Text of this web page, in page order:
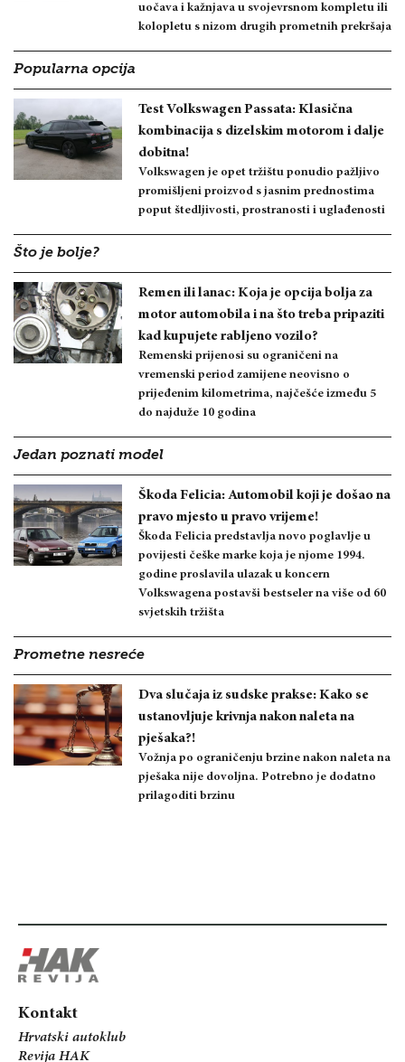
uočava i kažnjava u svojevrsnom kompletu ili
kolopletu s nizom drugih prometnih prekršaja
Popularna opcija
Test Volkswagen Passata: Klasična
kombinacija s dizelskim motorom i dalje
dobitna!
Volkswagen je opet tržištu ponudio pažljivo
promišljeni proizvod s jasnim prednostima
poput štedljivosti, prostranosti i uglađenosti
Što je bolje?
Remen ili lanac: Koja je opcija bolja za
motor automobila i na što treba pripaziti
kad kupujete rabljeno vozilo?
Remenski prijenosi su ograničeni na
vremenski period zamijene neovisno o
prijeđenim kilometrima, najčešće između 5
do najduže 10 godina
Jedan poznati model
Škoda Felicia: Automobil koji je došao na
pravo mjesto u pravo vrijeme!
Škoda Felicia predstavlja novo poglavlje u
povijesti češke marke koja je njome 1994.
godine proslavila ulazak u koncern
Volkswagena postavši bestseler na više od 60
svjetskih tržišta
Prometne nesreće
Dva slučaja iz sudske prakse: Kako se
ustanovljuje krivnja nakon naleta na
pješaka?!
Vožnja po ograničenju brzine nakon naleta na
pješaka nije dovoljna. Potrebno je dodatno
prilagoditi brzinu
Kontakt
Hrvatski autoklub
Revija HAK